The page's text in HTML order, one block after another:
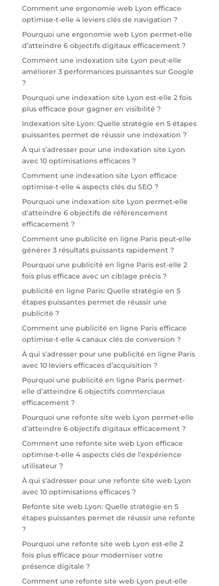
Comment une ergonomie web Lyon efficace
optimise-t-elle 4 leviers clés de navigation ?
Pourquoi une ergonomie web Lyon permet-elle
d’atteindre 6 objectifs digitaux efficacement ?
Comment une indexation site Lyon peut-elle
améliorer 3 performances puissantes sur Google
?
Pourquoi une indexation site Lyon est-elle 2 fois
plus efficace pour gagner en visibilité ?
Indexation site Lyon: Quelle stratégie en 5 étapes
puissantes permet de réussir une indexation ?
À qui s’adresser pour une indexation site Lyon
avec 10 optimisations efficaces ?
Comment une indexation site Lyon efficace
optimise-t-elle 4 aspects clés du SEO ?
Pourquoi une indexation site Lyon permet-elle
d’atteindre 6 objectifs de référencement
efficacement ?
Comment une publicité en ligne Paris peut-elle
générer 3 résultats puissants rapidement ?
Pourquoi une publicité en ligne Paris est-elle 2
fois plus efficace avec un ciblage précis ?
publicité en ligne Paris: Quelle stratégie en 5
étapes puissantes permet de réussir une
publicité ?
Comment une publicité en ligne Paris efficace
optimise-t-elle 4 canaux clés de conversion ?
À qui s’adresser pour une publicité en ligne Paris
avec 10 leviers efficaces d’acquisition ?
Pourquoi une publicité en ligne Paris permet-
elle d’atteindre 6 objectifs commerciaux
efficacement ?
Pourquoi une refonte site web Lyon permet-elle
d’atteindre 6 objectifs digitaux efficacement ?
Comment une refonte site web Lyon efficace
optimise-t-elle 4 aspects clés de l’expérience
utilisateur ?
À qui s’adresser pour une refonte site web Lyon
avec 10 optimisations efficaces ?
Refonte site web Lyon: Quelle stratégie en 5
étapes puissantes permet de réussir une refonte
?
Pourquoi une refonte site web Lyon est-elle 2
fois plus efficace pour moderniser votre
présence digitale ?
Comment une refonte site web Lyon peut-elle